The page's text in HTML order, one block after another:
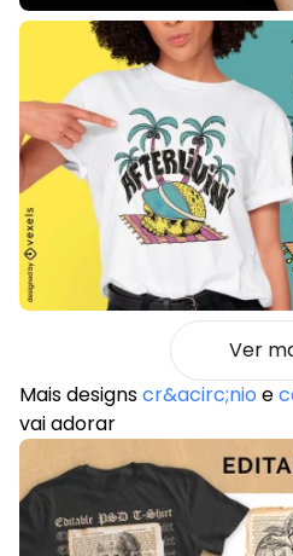
Ver
Mais designscr&acirc;nio e
vai adorar